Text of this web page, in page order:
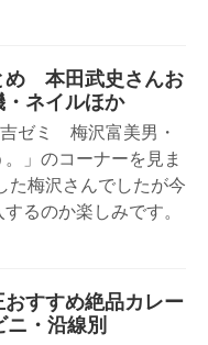
め 本田武史さんお
ネイルほか
ゼミ 梅沢富美男・
」のコーナーを見ま
た梅沢さんでしたが今
るのか楽しみです。
すすめ絶品カレー
・沿線別